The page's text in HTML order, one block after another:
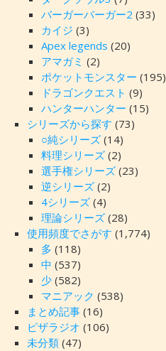
バーガーバーガー2 (33)
カイジ (3)
Apex legends (20)
アマガミ (2)
ポケットモンスター (195)
ドラゴンクエスト (9)
ハンターハンター (15)
シリーズから探す (73)
○純シリーズ(14)
料理シリーズ(2)
選手権シリーズ(23)
逆シリーズ(2)
4シリーズ(4)
理論シリーズ(28)
使用頻度でさがす (1,774)
多 (118)
中 (537)
少(582)
マニアック (538)
まとめ記事(16)
ピザラジオ (106)
未分類(47)